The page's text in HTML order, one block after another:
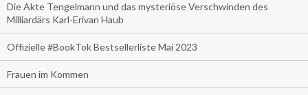
Die Akte Tengelmann und das mysteriöse Verschwinden des
Milliardärs Karl-Erivan Haub
Offizielle #BookTok Bestsellerliste Mai 2023
Frauen im Kommen